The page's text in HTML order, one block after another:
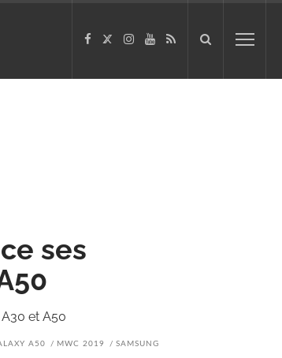
ses
et A50
A50 MWC 2019 SAMSUNG